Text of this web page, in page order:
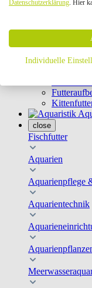
Geschirre
close
Fischfutter
Aquarien
Aquarienpflege
Aquarientechnik
Datenschutzerklärung. Hier
Individuelle